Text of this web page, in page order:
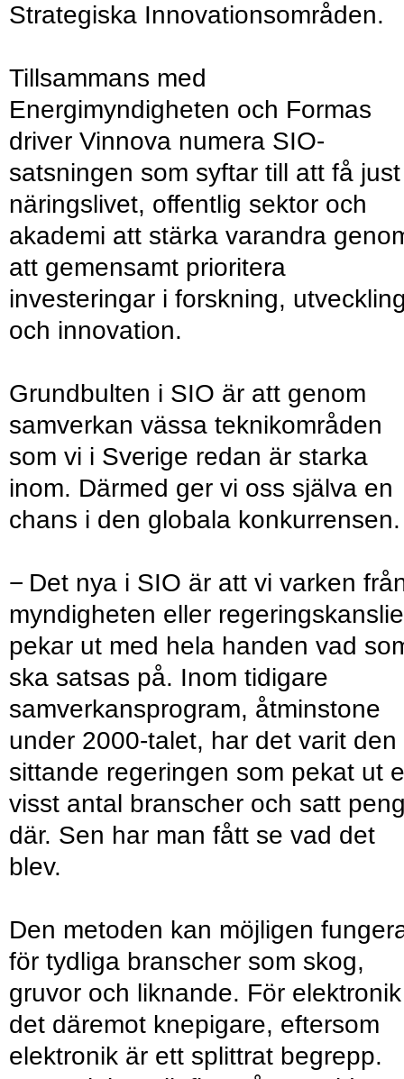
Strategiska Innovationsområden.
Tillsammans med
Energimyndigheten och Formas
driver Vinnova numera SIO-
satsningen som syftar till att få just
näringslivet, offentlig sektor och
akademi att stärka varandra
att gemensamt prioritera
investeringar i forskning,
och innovation.
Grundbulten i SIO är att genom
samverkan vässa teknikområden
som vi i Sverige redan är starka
inom. Därmed ger vi oss själva en
chans i den globala konkurrensen.
− Det nya i SIO är att vi varken
myndigheten eller
pekar ut med hela handen vad
ska satsas på. Inom tidigare
samverkansprogram, åtminstone
under 2000-talet, har det varit den
sittande regeringen som pekat ut
visst antal branscher och satt
där. Sen har man fått se vad det
blev.
Den metoden kan möjligen
för tydliga branscher som skog,
gruvor och liknande. För
det däremot knepigare, eftersom
elektronik är ett splittrat begrepp.